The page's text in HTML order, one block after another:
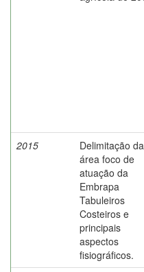
2015
Delimitação da
área foco de
atuação da
Embrapa
Tabuleiros
Costeiros e
principais
aspectos
fisiográficos.